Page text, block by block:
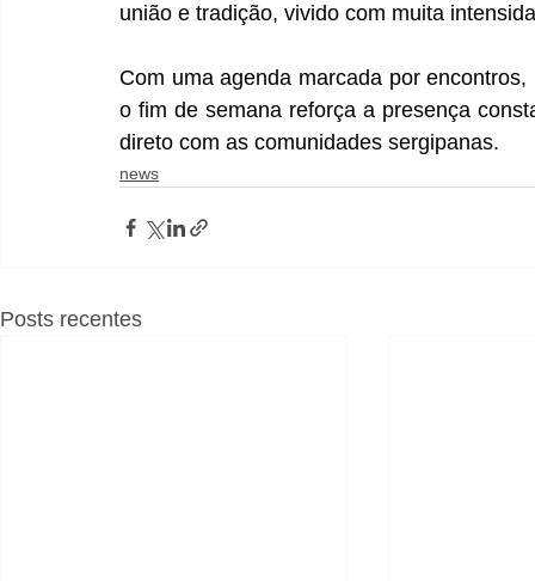
união e tradição, vivido com muita
Com uma agenda marcada por
o fim de semana reforça a presença
direto com as comunidades sergipanas.
news
Posts recentes